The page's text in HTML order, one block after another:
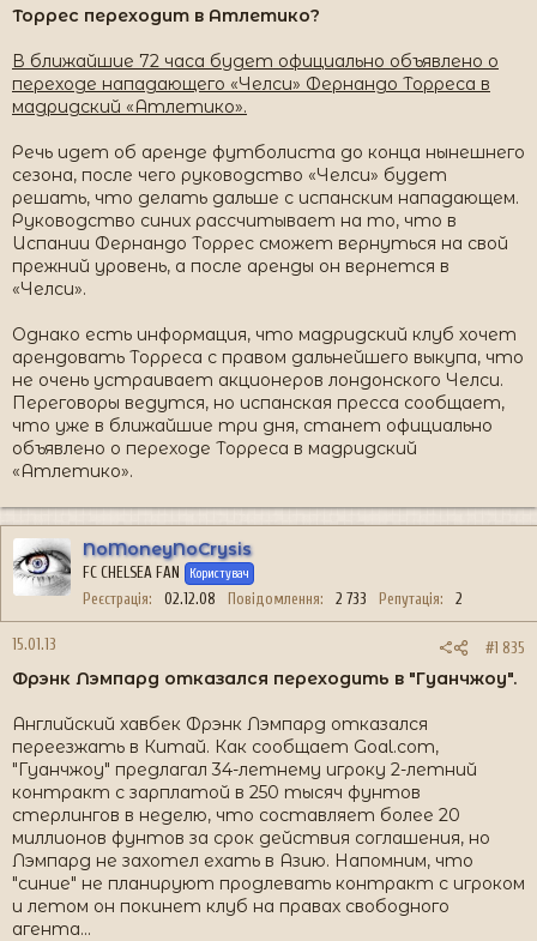
Торрес переходит в Атлетико?
В ближайшие 72 часа будет официально объявлено о
переходе нападающего «Челси» Фернандо Торреса в
мадридский «Атлетико».
Речь идет об аренде футболиста до конца нынешнего
сезона, после чего руководство «Челси» будет
решать, что делать дальше с испанским нападающем.
Руководство синих рассчитывает на то, что в
Испании Фернандо Торрес сможет вернуться на свой
прежний уровень, а после аренды он вернется в
«Челси».
Однако есть информация, что мадридский клуб хочет
арендовать Торреса с правом дальнейшего выкупа, что
не очень устраивает акционеров лондонского Челси.
Переговоры ведутся, но испанская пресса сообщает,
что уже в ближайшие три дня, станет официально
объявлено о переходе Торреса в мадридский
«Атлетико».
NoMoneyNoCrysis
FC CHELSEA FAN Користувач
Реєстрація 02.12.08 Повідомлення 2 733 Репутація 2
15.01.13 #1 835
Фрэнк Лэмпард отказался переходить в "Гуанчжоу".
Английский хавбек Фрэнк Лэмпард отказался
переезжать в Китай. Как сообщает Goal.com,
"Гуанчжоу" предлагал 34-летнему игроку 2-летний
контракт с зарплатой в 250 тысяч фунтов
стерлингов в неделю, что составляет более 20
миллионов фунтов за срок действия соглашения, но
Лэмпард не захотел ехать в Азию. Напомним, что
"синие" не планируют продлевать контракт с игроком
и летом он покинет клуб на правах свободного
агента...